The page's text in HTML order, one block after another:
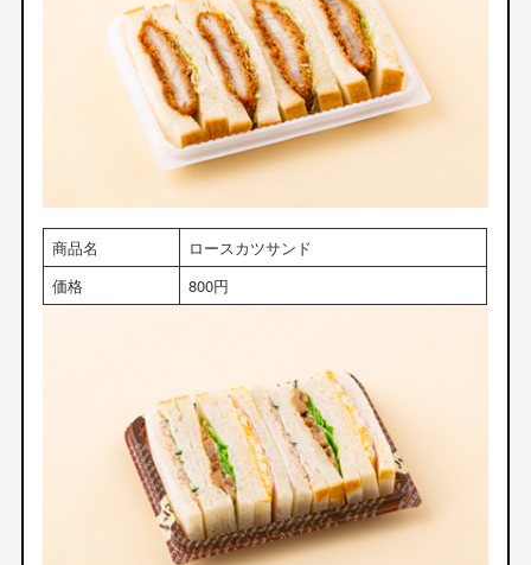
商品名
ロースカツサンド
価格
800円